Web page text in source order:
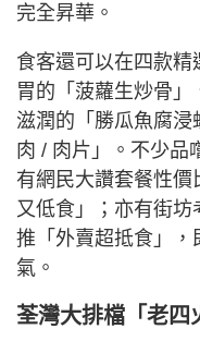
完全昇華。
食客還可以在四款精
胃的「菠蘿生炒骨
滋潤的「勝瓜魚腐浸
肉 / 肉片」。不少品
有網民大讚套餐性
又低食」；亦有街
推「外賣超抵食」
氣。
荃灣大排檔「老四